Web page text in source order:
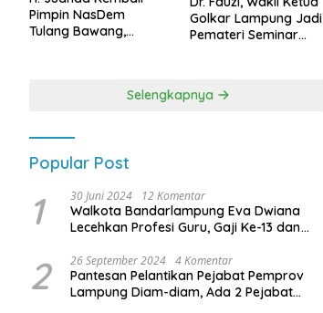
Pimpin NasDem
Tulang Bawang,
Golkar Lampung Jadi
Pemateri Seminar
Kebangsaan
Selengkapnya
Popular Post
1 30 Juni 2024 12 Komentar
Walkota Bandarlampung Eva Dwiana
Lecehkan Profesi Guru, Gaji Ke-13 dan
2 26 September 2024 4 Komentar
Pantesan Pelantikan Pejabat Pemprov
Lampung Diam-diam, Ada 2 Pejabat